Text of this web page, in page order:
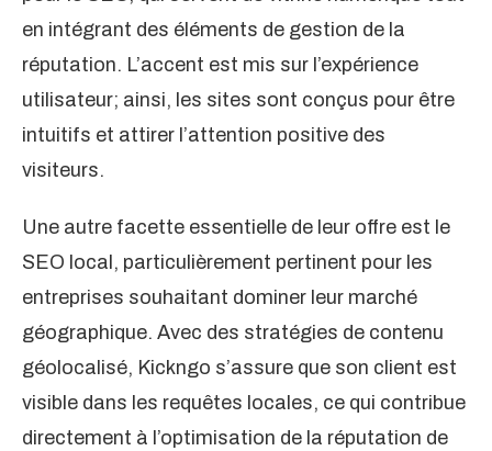
en intégrant des éléments de gestion de la
réputation. L’accent est mis sur l’expérience
utilisateur; ainsi, les sites sont conçus pour être
intuitifs et attirer l’attention positive des
visiteurs.
Une autre facette essentielle de leur offre est le
SEO local, particulièrement pertinent pour les
entreprises souhaitant dominer leur marché
géographique. Avec des stratégies de contenu
géolocalisé, Kickngo s’assure que son client est
visible dans les requêtes locales, ce qui contribue
directement à l’optimisation de la réputation de